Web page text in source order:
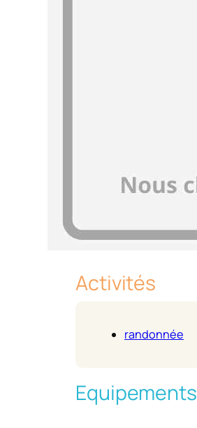
Activités
randonnée
Equipements